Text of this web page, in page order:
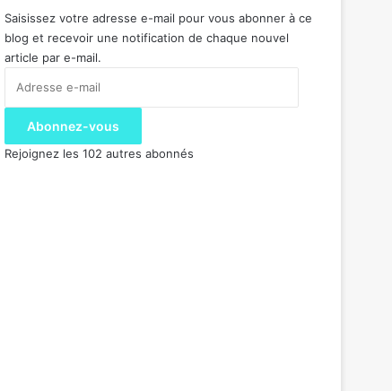
Saisissez votre adresse e-mail pour vous abonner à ce
blog et recevoir une notification de chaque nouvel
article par e-mail.
e-
Abonnez-vous
Rejoignez les 102 autres abonnés